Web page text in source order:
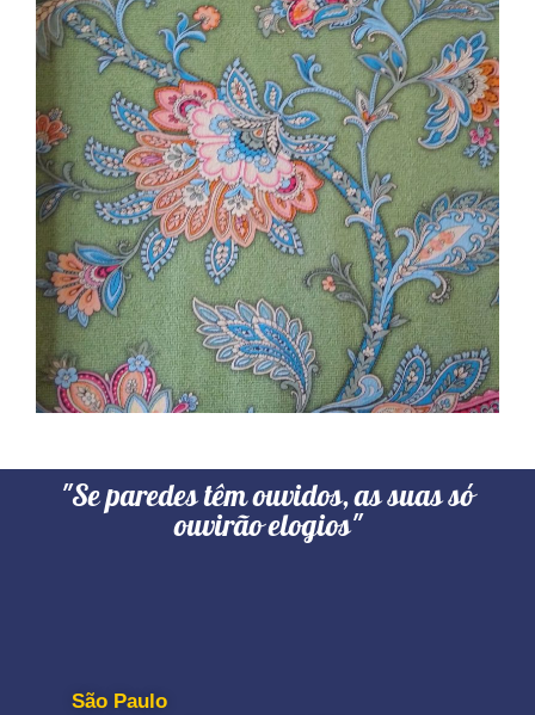
"Se paredes têm ouvidos, as suas só
ouvirão elogios"
São Paulo